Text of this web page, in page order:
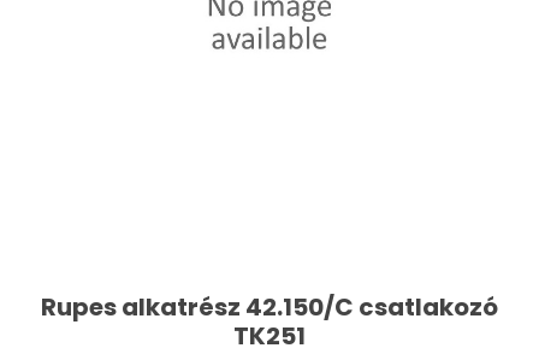
Rupes alkatrész 42.150/C csatlakozó
TK251